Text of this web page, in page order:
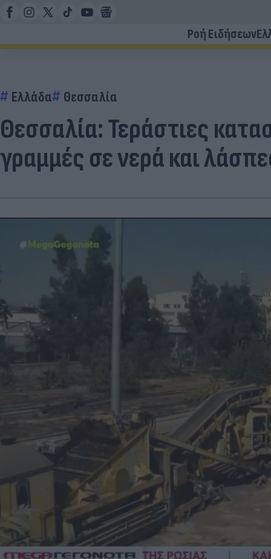
Ροή Ειδήσεων
Ελλάδα Θεσσαλία
Θεσσαλία: Τεράστιες
γραμμές σε νερά και